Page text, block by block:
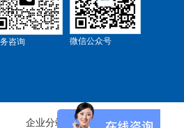
咨询 微信公众号
企业分站 网站地图 RSS XML